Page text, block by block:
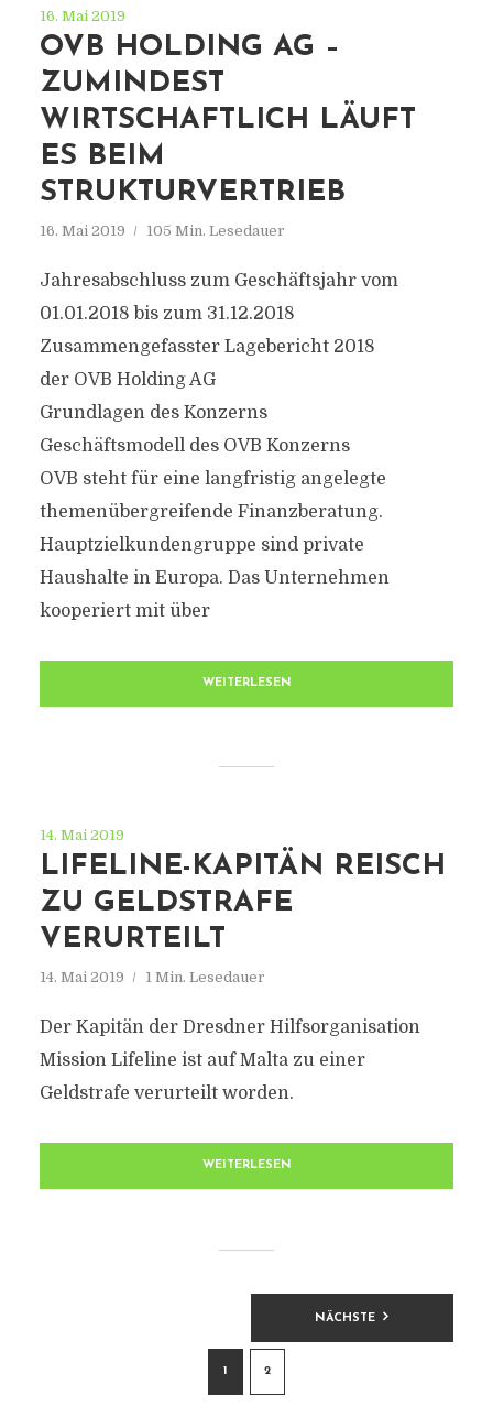
16. Mai 2019
OVB HOLDING AG –
ZUMINDEST
WIRTSCHAFTLICH LÄUFT
ES BEIM
STRUKTURVERTRIEB
16. Mai 2019 105 Min. Lesedauer
Jahresabschluss zum Geschäftsjahr vom
01.01.2018 bis zum 31.12.2018
Zusammengefasster Lagebericht 2018
der OVB Holding AG
Grundlagen des Konzerns
Geschäftsmodell des OVB Konzerns
OVB steht für eine langfristig angelegte
themenübergreifende Finanzberatung.
Hauptzielkundengruppe sind private
Haushalte in Europa. Das Unternehmen
kooperiert mit über
WEITERLESEN
14. Mai 2019
LIFELINE-KAPITÄN REISCH
ZU GELDSTRAFE
VERURTEILT
14. Mai 2019 1 Min. Lesedauer
Der Kapitän der Dresdner Hilfsorganisation
Mission Lifeline ist auf Malta zu einer
Geldstrafe verurteilt worden.
WEITERLESEN
BEITRAGSNAVIGATION
1 2
NÄCHSTE